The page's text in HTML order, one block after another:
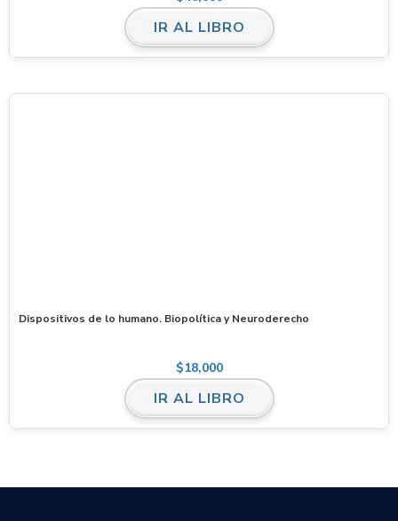
IR AL LIBRO
Dispositivos de lo humano. Biopolítica y Neuroderecho
$18,000
IR AL LIBRO